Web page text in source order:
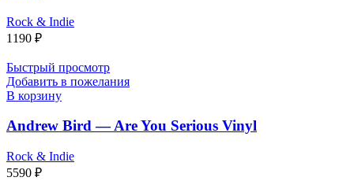
Rock & Indie
1190 ₽
Быстрый просмотр
Добавить в пожелания
В корзину
Andrew Bird — Are You Serious Vinyl
Rock & Indie
5590 ₽